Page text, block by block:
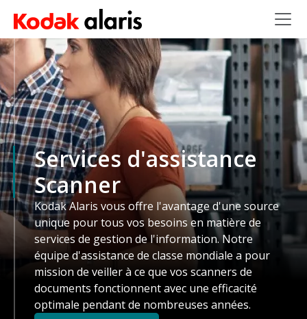
Skip to main content
Services d'assistance
Scanner
Kodak Alaris vous offre l'avantage d'une source
unique pour tous vos besoins en matière de
services de gestion de l'information. Notre
équipe d'assistance de classe mondiale a pour
mission de veiller à ce que vos scanners de
documents fonctionnent avec une efficacité
optimale pendant de nombreuses années.